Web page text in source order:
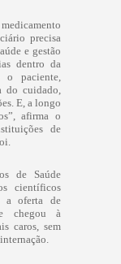
precisa
e gestão
dentro da
o paciente,
do cuidado,
E, a longo
afirma o
de
de Saúde
científicos
a oferta de
chegou à
caros, sem